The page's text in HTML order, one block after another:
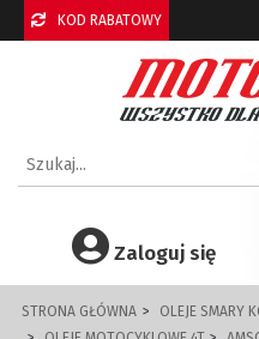
KOD RABATOWY
Zaloguj się
STRONA GŁÓWNA OLEJE SMARY